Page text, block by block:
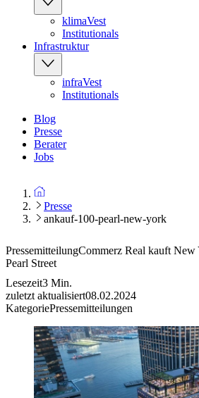
klimaVest
Institutionals
Infrastruktur
infraVest
Institutionals
Blog
Presse
Berater
Jobs
Presse
ankauf-100-pearl-new-york
PressemitteilungCommerz Real kauft
Pearl Street
Lesezeit3 Min.
zuletzt aktualisiert08.02.2024
KategoriePressemitteilungen